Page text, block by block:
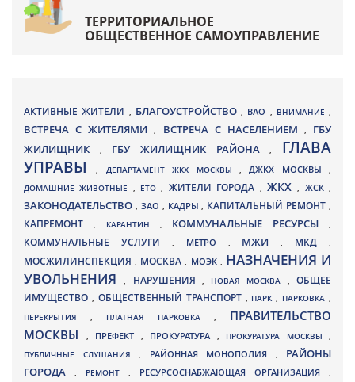
ТЕРРИТОРИАЛЬНОЕ
ОБЩЕСТВЕННОЕ САМОУПРАВЛЕНИЕ
АКТИВНЫЕ ЖИТЕЛИ , БЛАГОУСТРОЙСТВО , ВАО , ВНИМАНИЕ ,
ВСТРЕЧА С ЖИТЕЛЯМИ, ВСТРЕЧА С НАСЕЛЕНИЕМ , ГБУ
ЖИЛИЩНИК
, ГБУ ЖИЛИЩНИК РАЙОНА, ГЛАВА
УПРАВЫ, ДЕПАРТАМЕНТ ЖКХ МОСКВЫ ,ДЖКХ МОСКВЫ ,
ДОМАШНИЕ ЖИВОТНЫЕ , ЕТО, ЖИТЕЛИ ГОРОДА , ЖКХ, ЖСК,
ЗАКОНОДАТЕЛЬСТВО , ЗАО , КАДРЫ, КАПИТАЛЬНЫЙ РЕМОНТ ,
КАПРЕМОНТ , КАРАНТИН , КОММУНАЛЬНЫЕ РЕСУРСЫ,
КОММУНАЛЬНЫЕ УСЛУГИ , МЕТРО , МЖИ, МКД ,
МОСЖИЛИНСПЕКЦИЯ, МОСКВА , МОЭК , НАЗНАЧЕНИЯ И
УВОЛЬНЕНИЯ, НАРУШЕНИЯ , НОВАЯ МОСКВА ,ОБЩЕЕ
ИМУЩЕСТВО , ОБЩЕСТВЕННЫЙ ТРАНСПОРТ , ПАРК, ПАРКОВКА ,
ПЕРЕКРЫТИЯ , ПЛАТНАЯ ПАРКОВКА , ПРАВИТЕЛЬСТВО
МОСКВЫ
, ПРЕФЕКТ , ПРОКУРАТУРА , ПРОКУРАТУРА МОСКВЫ ,
ПУБЛИЧНЫЕ СЛУШАНИЯ , РАЙОННАЯ МОНОПОЛИЯ , РАЙОНЫ
ГОРОДА
, РЕМОНТ , РЕСУРСОСНАБЖАЮЩАЯ ОРГАНИЗАЦИЯ ,